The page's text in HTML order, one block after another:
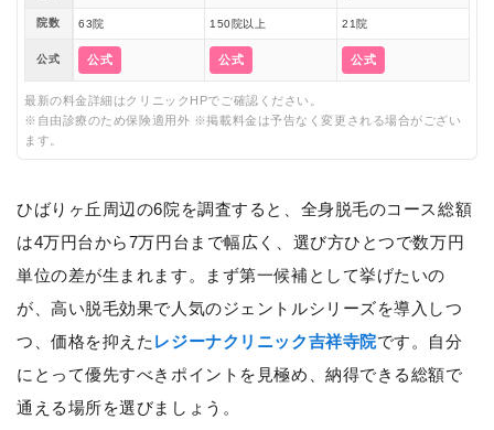
院数 63院 150院以上 21院
公式 公式 公式 公式
最新の料金詳細はクリニックHPでご確認ください。
※自由診療のため保険適用外 ※掲載料金は予告なく変更される場合がござい
ます。
ひばりヶ丘周辺の6院を調査すると、全身脱毛のコース総額
は4万円台から7万円台まで幅広く、選び方ひとつで数万円
単位の差が生まれます。まず第一候補として挙げたいの
が、高い脱毛効果で人気のジェントルシリーズを導入しつ
つ、価格を抑えた レジーナクリニック吉祥寺院です。自分
にとって優先すべきポイントを見極め、納得できる総額で
通える場所を選びましょう。